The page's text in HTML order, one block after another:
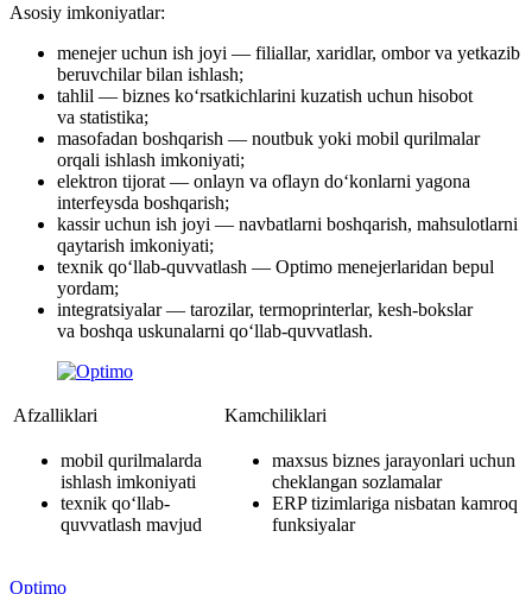
Asosiy imkoniyatlar:
menejer uchun ish joyi — filiallar, xaridlar, ombor va yetkazib
beruvchilar bilan ishlash;
tahlil — biznes ko‘rsatkichlarini kuzatish uchun hisobot
va statistika;
masofadan boshqarish — noutbuk yoki mobil qurilmalar
orqali ishlash imkoniyati;
elektron tijorat — onlayn va oflayn do‘konlarni yagona
interfeysda boshqarish;
kassir uchun ish joyi — navbatlarni boshqarish, mahsulotlarni
qaytarish imkoniyati;
texnik qo‘llab-quvvatlash — Optimo menejerlaridan bepul
yordam;
integratsiyalar — tarozilar, termoprinterlar, kesh-bokslar
va boshqa uskunalarni qo‘llab-quvvatlash.
Afzalliklari Kamchiliklari
mobil qurilmalarda
ishlash imkoniyati
texnik qo‘llab-
quvvatlash mavjud
maxsus biznes jarayonlari uchun
cheklangan sozlamalar
ERP tizimlariga nisbatan kamroq
funksiyalar
Optimo